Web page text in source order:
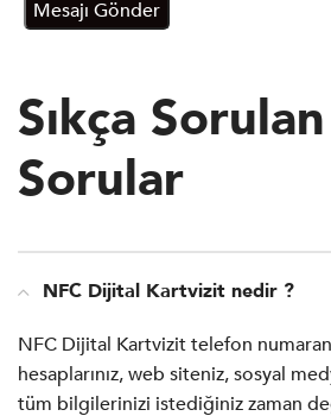
Sıkça Sorulan
Sorular
NFC Dijital Kartvizit nedir ?
NFC Dijital Kartvizit telefon
hesaplarınız, web siteniz, sosyal
tüm bilgilerinizi istediğiniz zaman